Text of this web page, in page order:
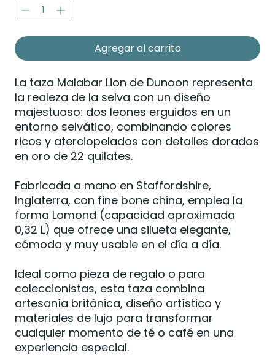
Agregar al carrito
La taza Malabar Lion de Dunoon representa
la realeza de la selva con un diseño
majestuoso: dos leones erguidos en un
entorno selvático, combinando colores
ricos y aterciopelados con detalles dorados
en oro de 22 quilates.
Fabricada a mano en Staffordshire,
Inglaterra, con fine bone china, emplea la
forma Lomond (capacidad aproximada
0,32 L) que ofrece una silueta elegante,
cómoda y muy usable en el día a día.
Ideal como pieza de regalo o para
coleccionistas, esta taza combina
artesanía británica, diseño artístico y
materiales de lujo para transformar
cualquier momento de té o café en una
experiencia especial.